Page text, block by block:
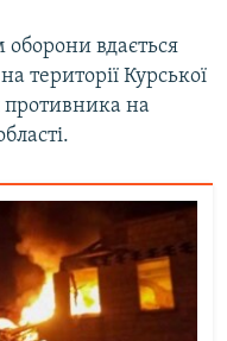
вдається
території Курської
противника на